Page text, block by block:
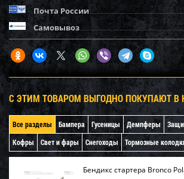
Почта России
Самовывоз
С ЭТИМ ТОВАРОМ ВЫГОДНО ПОКУПАЮТ В
Все разделы Бампера Гусеницы Демпферы
Кофры
Свет и фары Снегоходы Тормозные
Бендикс стартера Bronco